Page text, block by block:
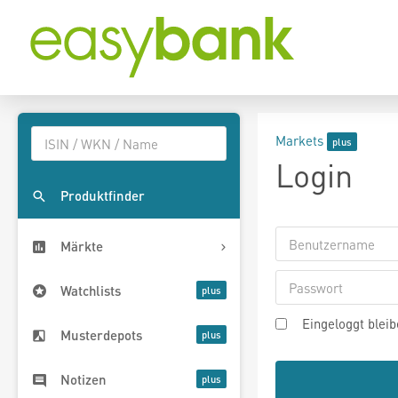
Produktfinder
Märkte
Watchlists
Musterdepots
Notizen
Markets
Login
Eingeloggt